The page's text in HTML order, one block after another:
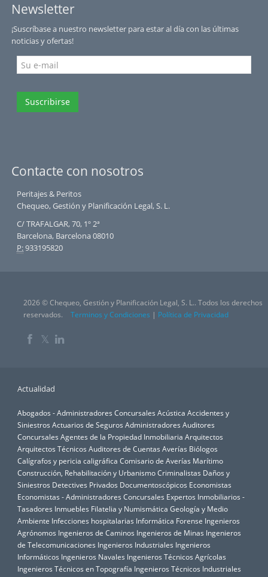
Newsletter
¡Suscríbase a nuestro newsletter para estar al día con las últimas
noticias y ofertas!
Suscribirse
Contacte con nosotros
Peritajes & Peritos
Chequeo, Gestión y Planificación Legal, S. L.
C/ TRAFALGAR, 70, 1º 2ª
Barcelona, Barcelona 08010
P:933195820
2026 © Chequeo, Gestión y Planificación Legal, S. L.. Todos los derechos
reservados.
Terminos y Condiciones | Política de Privacidad
𝕏
Actualidad
Abogados - Administradores Concursales Acústica Accidentes y
Siniestros Actuarios de Seguros Administradores Auditores
Concursales Agentes de la Propiedad Inmobiliaria Arquitectos
Arquitectos Técnicos Auditores de Cuentas Averías Biólogos
Calígrafos y pericia caligráfica Comisario de Averías Marítimo
Construcción, Rehabilitación y UrbanismoCriminalistas Daños y
Siniestros Detectives Privados Documentoscópicos Economistas
Economistas - Administradores Concursales Expertos Inmobiliarios -
Tasadores Inmuebles Filatelia y Numismática Geología y Medio
Ambiente Infecciones hospitalarias Informática Forense Ingenieros
Agrónomos Ingenieros de Caminos Ingenieros de Minas Ingenieros
de Telecomunicaciones Ingenieros Industriales Ingenieros
Informáticos Ingenieros Navales Ingenieros Técnicos Agrícolas
Ingenieros Técnicos en Topografía Ingenieros Técnicos Industriales